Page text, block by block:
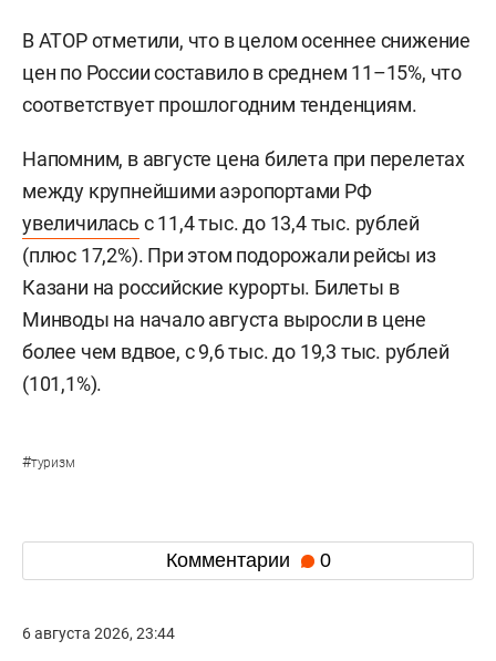
В АТОР отметили, что в целом осеннее снижение
цен по России составило в среднем 11–15%, что
соответствует прошлогодним тенденциям.
Напомним, в августе цена билета при перелетах
между крупнейшими аэропортами РФ
увеличилась с 11,4 тыс. до 13,4 тыс. рублей
(плюс 17,2%). При этом подорожали рейсы из
Казани на российские курорты. Билеты в
Минводы на начало августа выросли в цене
более чем вдвое, с 9,6 тыс. до 19,3 тыс. рублей
(101,1%).
#туризм
Комментарии 0
6 августа 2026, 23:44